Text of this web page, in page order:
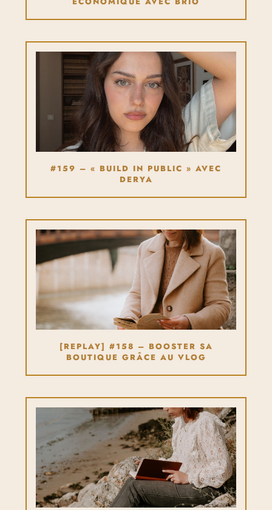
#159 – « BUILD IN PUBLIC » AVEC
DERYA
[REPLAY] #158 – BOOSTER SA
BOUTIQUE GRÂCE AU VLOG